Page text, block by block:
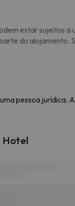
estar sujeitos
do alojamento.
pessoa jurídica.
Hotel